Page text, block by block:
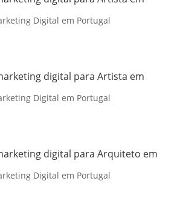
Digital em Portugal
digital para Artista em
Digital em Portugal
digital para Arquiteto em
Digital em Portugal